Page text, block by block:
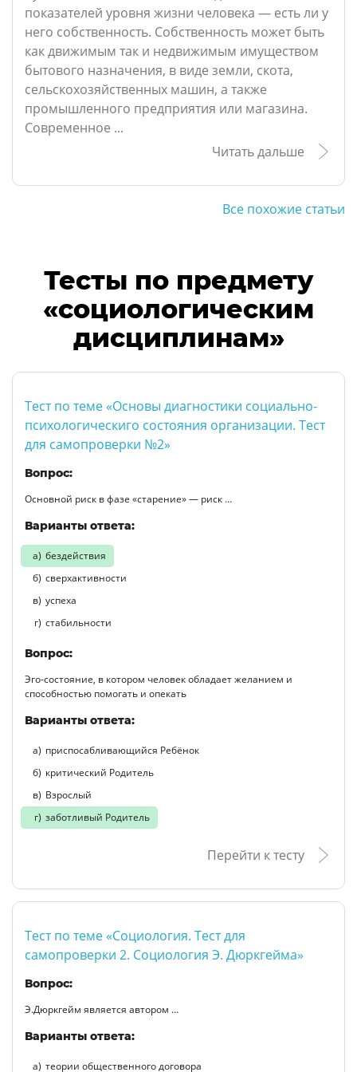
показателей уровня жизни человека — есть ли у
него собственность. Собственность может быть
как движимым так и недвижимым имуществом
бытового назначения, в виде земли, скота,
сельскохозяйственных машин, а также
промышленного предприятия или магазина.
Современное ...
Читать дальше
Все похожие статьи
Тесты по предмету
«социологическим
дисциплинам»
Тест по теме «Основы диагностики социально-
психологическиго состояния организации. Тест
для самопроверки №2»
Вопрос:
Основной риск в фазе «старение» — риск …
Варианты ответа:
бездействия
сверхактивности
успеха
стабильности
Вопрос:
Эго-состояние, в котором человек обладает желанием и
способностью помогать и опекать
Варианты ответа:
приспосабливающийся Ребёнок
критический Родитель
Взрослый
заботливый Родитель
Перейти к тесту
Тест по теме «Социология. Тест для
самопроверки 2. Социология Э. Дюркгейма»
Вопрос:
Э.Дюркгейм является автором …
Варианты ответа:
теории общественного договора